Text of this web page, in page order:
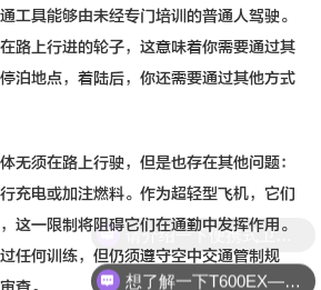
工具能够由未经专门培训的普通人驾驶。
路上行进的轮子，这意味着你需要通过其
泊地点，着陆后，你还需要通过其他方式
充电或加注燃料。作为超轻型飞机，它们
这一限制将阻碍它们在通勤中发挥作用。
任何训练，但仍须遵守空中交通管制规
想了解一下T600EX—0.6m ku波段宽频动中通天线